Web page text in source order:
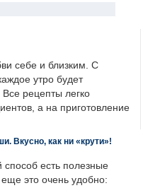
себе и близким. С
утро будет
Все рецепты легко
а на приготовление
Вкусно, как ни «крути»!
есть полезные
это очень удобно: